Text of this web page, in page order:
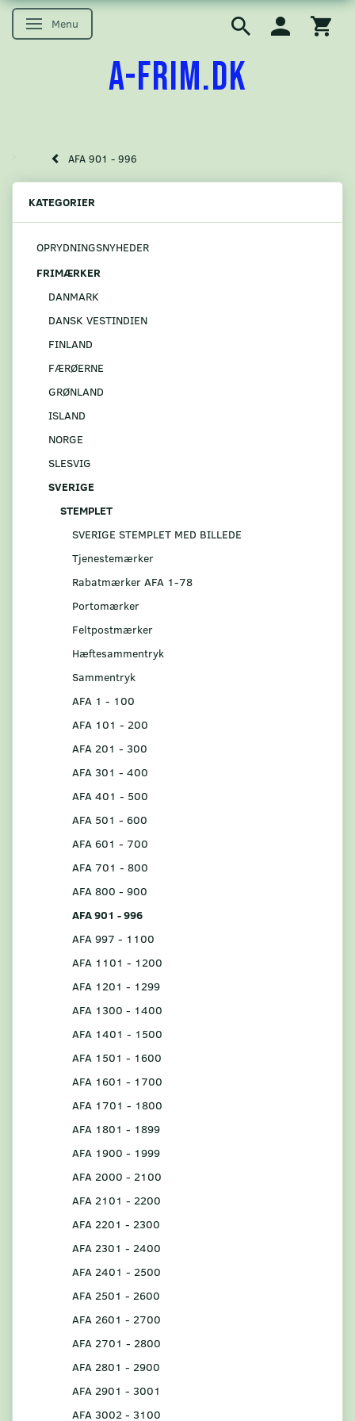
Skifte navigation
Menu
A-FRIM.DK
AFA 901 - 996
KATEGORIER
OPRYDNINGSNYHEDER
FRIMÆRKER
DANMARK
DANSK VESTINDIEN
FINLAND
FÆRØERNE
GRØNLAND
ISLAND
NORGE
SLESVIG
SVERIGE
STEMPLET
SVERIGE STEMPLET MED BILLEDE
Tjenestemærker
Rabatmærker AFA 1-78
Portomærker
Feltpostmærker
Hæftesammentryk
Sammentryk
AFA 1 - 100
AFA 101 - 200
AFA 201 - 300
AFA 301 - 400
AFA 401 - 500
AFA 501 - 600
AFA 601 - 700
AFA 701 - 800
AFA 800 - 900
AFA 901 - 996
AFA 997 - 1100
AFA 1101 - 1200
AFA 1201 - 1299
AFA 1300 - 1400
AFA 1401 - 1500
AFA 1501 - 1600
AFA 1601 - 1700
AFA 1701 - 1800
AFA 1801 - 1899
AFA 1900 - 1999
AFA 2000 - 2100
AFA 2101 - 2200
AFA 2201 - 2300
AFA 2301 - 2400
AFA 2401 - 2500
AFA 2501 - 2600
AFA 2601 - 2700
AFA 2701 - 2800
AFA 2801 - 2900
AFA 2901 - 3001
AFA 3002 - 3100